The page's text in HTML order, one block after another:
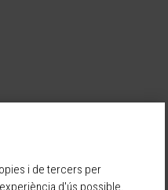
a
30 i de tercers per
d'ús possible.